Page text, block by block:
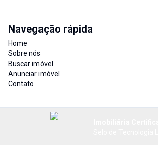
Navegação rápida
Home
Sobre nós
Buscar imóvel
Anunciar imóvel
Contato